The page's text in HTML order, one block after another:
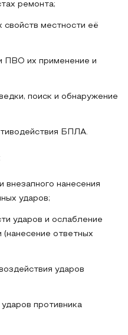
ремонта;
свойств местности её
ПВО их применение и
поиск и обнаружение
БПЛА.
нанесения
ударов;
ударов и ослабление
ответных
ударов
противника